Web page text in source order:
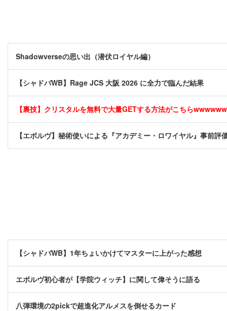
Shadowverseの思い出（潜伏ロイヤル編）
【シャドバWB】Rage JCS 大阪 2026 に全力で臨んだ結果
【裏技】クリスタルを無料で大量GETする方法がこちら
【エボルヴ】秘術使いによる『アカデミー・ロワイヤル』事前評
【シャドバWB】1年ちょいかけてマスターに上がった感想
エボルヴ初心者が【学院ウィッチ】に関して偉そうに語る
八弾環境の2pickで超進化アルメスを倒せるカード